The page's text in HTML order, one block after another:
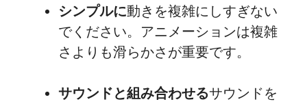
シンプルに動きを複雑にしすぎない
でください。アニメーションは複雑
さよりも滑らかさが重要です。
サウンドと組み合わせるサウンドを